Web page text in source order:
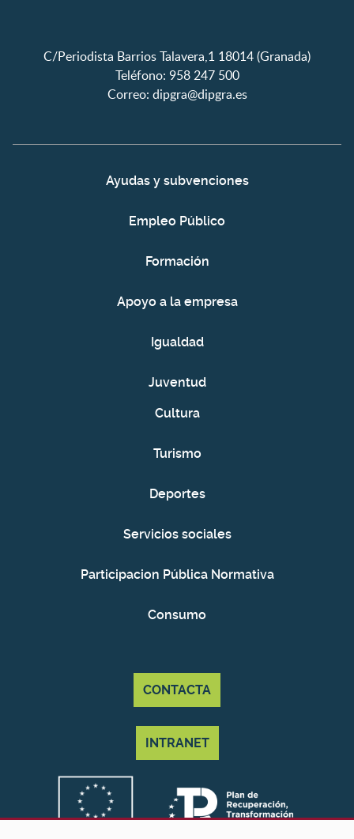
C/Periodista Barrios Talavera,1 18014 (Granada)
Teléfono: 958 247 500
Correo: dipgra@dipgra.es
Ayudas y subvenciones
Empleo Público
Formación
Apoyo a la empresa
Igualdad
Juventud
Cultura
Turismo
Deportes
Servicios sociales
Participacion Pública Normativa
Consumo
CONTACTA
INTRANET